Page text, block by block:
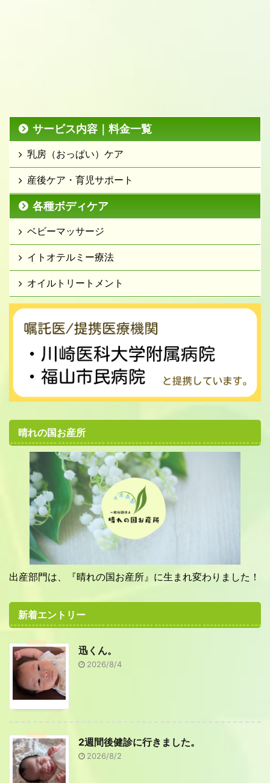
サービス内容｜料金一覧
乳房（おっぱい）ケア
産後ケア・育児サポート
各種ボディケア
ベビーマッサージ
イトオテルミー療法
オイルトリートメント
晴れの国お産所
出産部門は、『晴れの国お産所』に生まれ変わりました！
新着エントリー
迅くん。
2026/8/4
2週間後健診に行きました。
2026/8/2